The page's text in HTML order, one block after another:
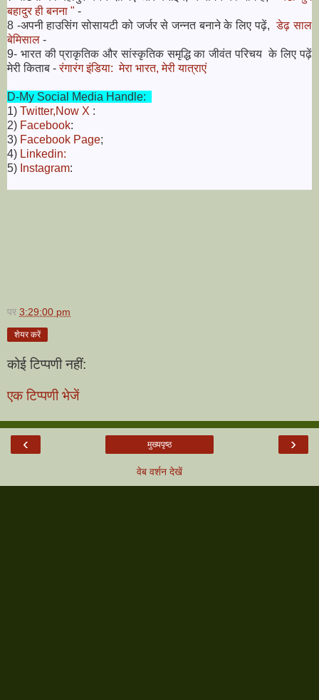
बहादुर ही बनना " -
8 -अपनी हाउसिंग सोसायटी को जर्जर से जन्नत बनाने के लिए पढ़ें,डेढ़ साल
बेमिसाल -
9- भारत की प्राकृतिक और सांस्कृतिक समृद्धि का जीवंत परिचय के लिए पढ़ें
मेरी किताब -रंगारंग इंडिया: मेरा भारत, मेरी यात्राएं
D-My Social Media Handle:
1) Twitter,Now X :
2) Facebook:
3) Facebook Page;
4) Linkedin:
5) Instagram:
पर 3:29:00 pm
शेयर करें
कोई टिप्पणी नहीं:
एक टिप्पणी भेजें
‹ ›
मुख्यपृष्ठ
वेब वर्शन देखें